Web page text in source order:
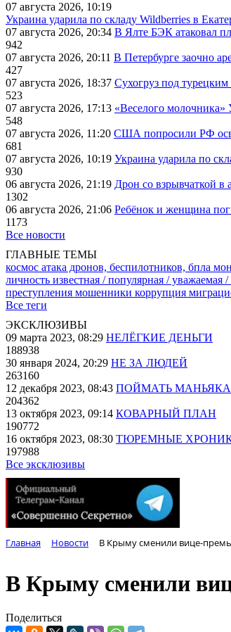
07 августа 2026, 10:19
Украина ударила по складу Wildberries в
07 августа 2026, 20:34 В Ялте БЭК атаковал
942
07 августа 2026, 20:11 В Петербурге заочно
427
07 августа 2026, 18:37 Сухогруз под
523
07 августа 2026, 17:13 «Веселого молочника»
548
07 августа 2026, 11:20 США попросили РФ
681
07 августа 2026, 10:19 Украина ударила по
930
06 августа 2026, 21:19 Дрон со взрывчаткой в
1302
06 августа 2026, 21:06 Ребёнок и женщина
1173
Все новости
ГЛАВНЫЕ ТЕМЫ
космос атака дронов, беспилотников, бпла
личность известная / популярная / уважаемая
преступления мошенники коррупция
Все теги
ЭКСКЛЮЗИВЫ
09 марта 2023, 08:29 НЕЛЁГКИЕ ДЕНЬГИ
188938
30 января 2024, 20:29 НЕ ЗА ЛЮДЕЙ
263160
12 декабря 2023, 08:43 ПОЙМАТЬ МАНЬЯКА
204362
13 октября 2023, 09:14 КОВАРНЫЙ ПЛАН
190772
16 октября 2023, 08:30 ТЮРЕМНЫЕ
197988
Все эксклюзивы
Главная Новости В Крыму сменили вице-
В Крыму сменили
Поделиться